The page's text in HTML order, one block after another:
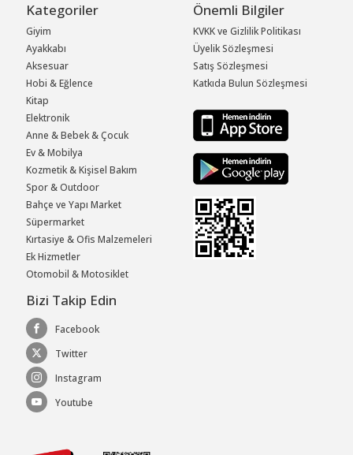
Kategoriler
Giyim
Ayakkabı
Aksesuar
Hobi & Eğlence
Kitap
Elektronik
Anne & Bebek & Çocuk
Ev & Mobilya
Kozmetik & Kişisel Bakım
Spor & Outdoor
Bahçe ve Yapı Market
Süpermarket
Kırtasiye & Ofis Malzemeleri
Ek Hizmetler
Otomobil & Motosiklet
Önemli Bilgiler
KVKK ve Gizlilik Politikası
Üyelik Sözleşmesi
Satış Sözleşmesi
Katkıda Bulun Sözleşmesi
Bizi Takip Edin
Facebook
Twitter
Instagram
Youtube